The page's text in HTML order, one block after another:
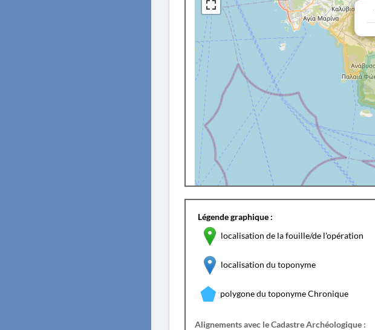
Légende graphique :
localisation de la fouille/de l'opération
localisation du toponyme
polygone du toponyme Chronique
Alignements avec le Cadastre Archéologique :